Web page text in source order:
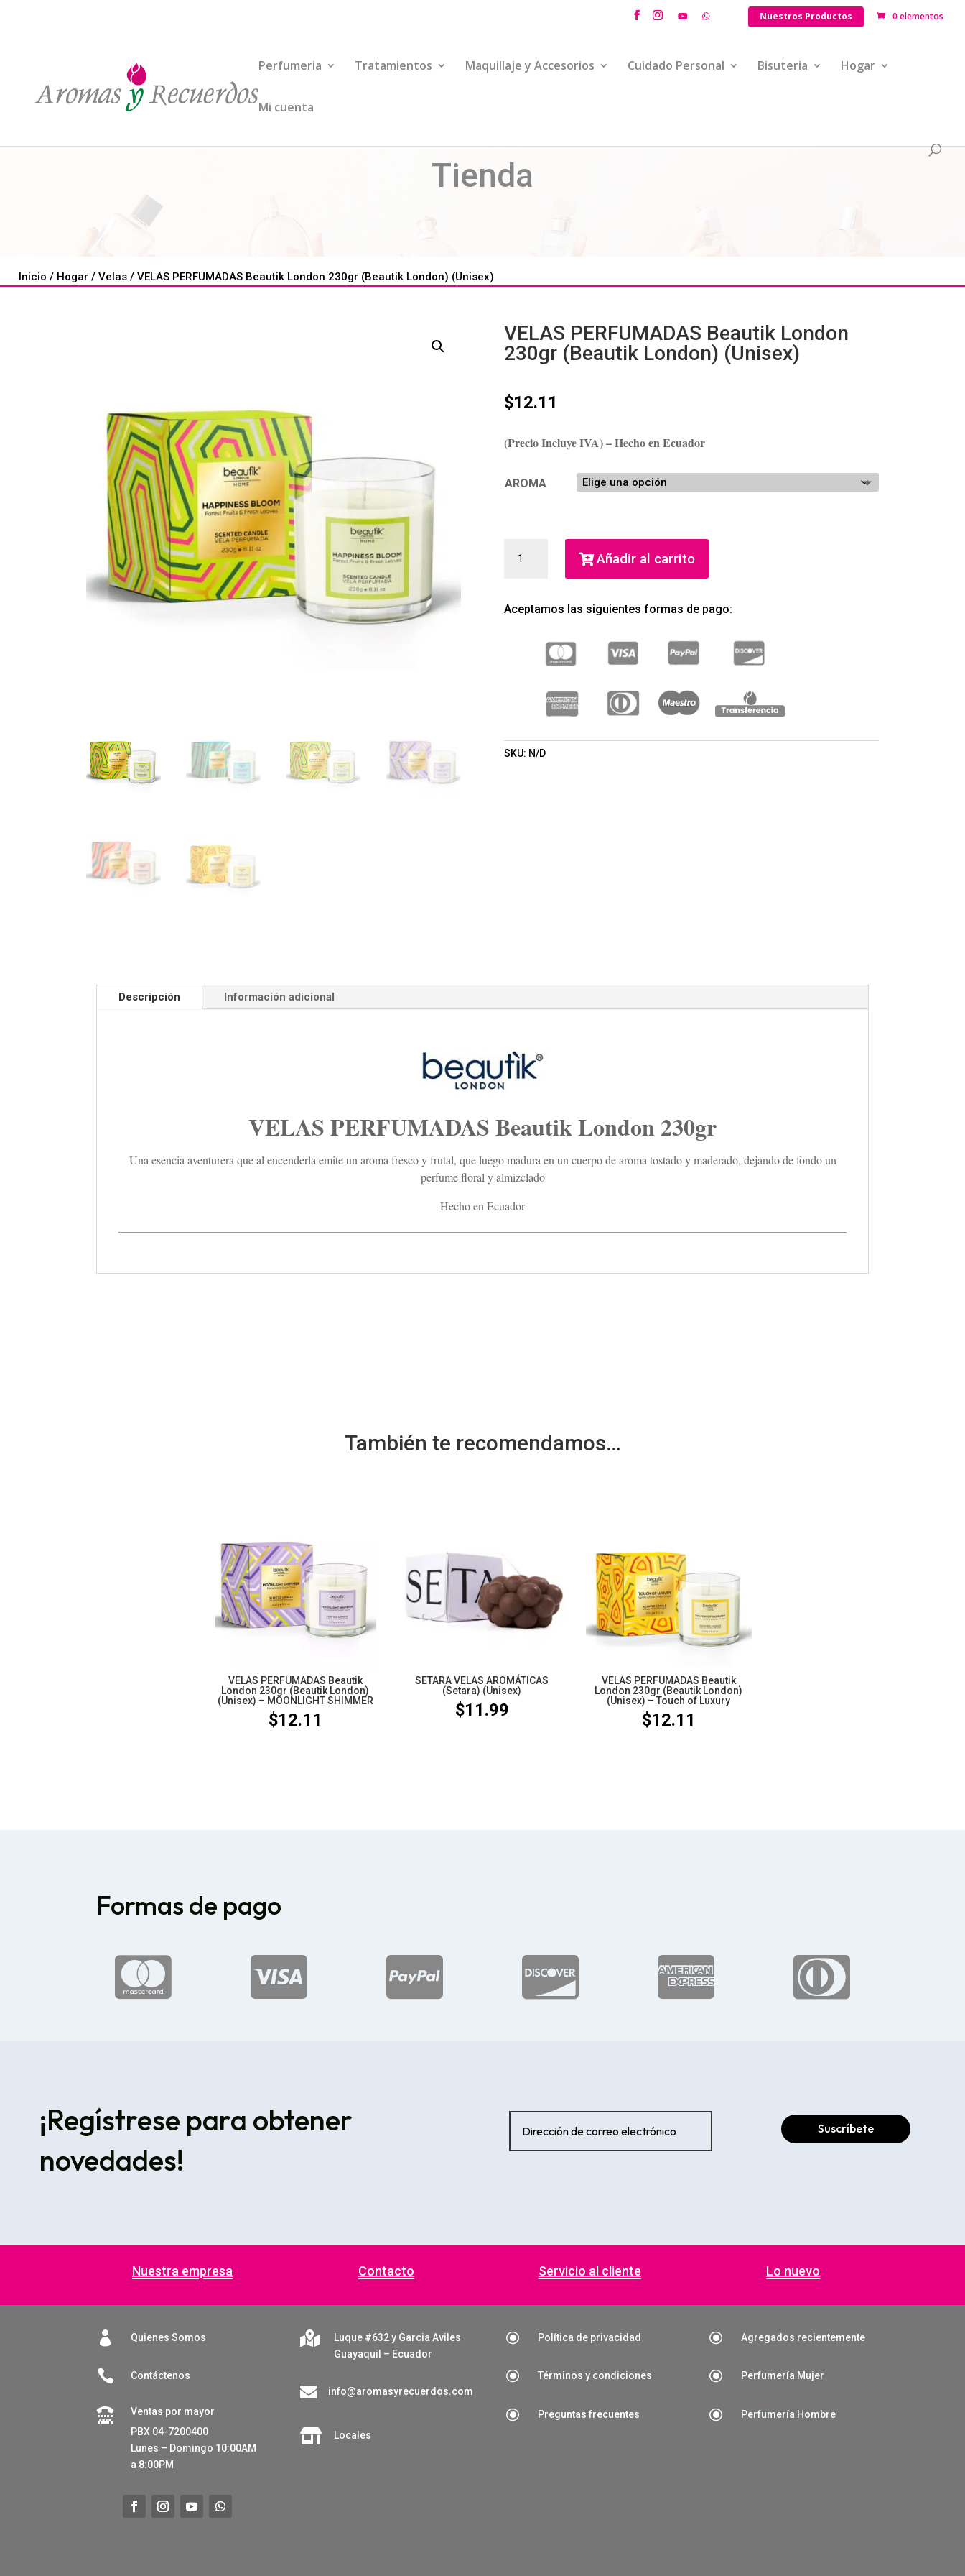
Nuestros Productos 0 elementos
Perfumeria Tratamientos Maquillaje y Accesorios Cuidado Personal Bisuteria Hogar
Mi cuenta
Tienda
Inicio / Hogar / Velas / VELAS PERFUMADAS Beautik London 230gr (Beautik London) (Unisex)
VELAS PERFUMADAS Beautik London
230gr (Beautik London) (Unisex)
$12.11
(Precio Incluye IVA) – Hecho en Ecuador
AROMA
PERFUMADAS
230GR
LONDON)
(UNISEX)
Añadir al carrito
Aceptamos las siguientes formas de pago:
SKU: N/D
Descripción Información adicional
VELAS PERFUMADAS Beautik London 230gr
Una esencia aventurera que al encenderla emite un aroma fresco y frutal, que luego madura en un cuerpo de aroma tostado y maderado, dejando de fondo un
perfume floral y almizclado
Hecho en Ecuador
También te recomendamos…
VELAS PERFUMADAS Beautik
London 230gr (Beautik London)
(Unisex) – MOONLIGHT SHIMMER
$12.11
SETARA VELAS AROMÁTICAS
(Setara) (Unisex)
$11.99
VELAS PERFUMADAS Beautik
London 230gr (Beautik London)
(Unisex) – Touch of Luxury
$12.11
Formas de pago
     
¡Regístrese para obtener
novedades!
Suscríbete
Nuestra empresa Contacto Servicio al cliente Lo nuevo
 Quienes Somos
 Contáctenos

Ventas por mayor
PBX 04-7200400
Lunes – Domingo 10:00AM
a 8:00PM

Luque #632 y Garcia Aviles
Guayaquil – Ecuador
 info@aromasyrecuerdos.com
 Locales
\ Política de privacidad
\ Términos y condiciones
\ Preguntas frecuentes
\ Agregados recientemente
\ Perfumería Mujer
\ Perfumería Hombre